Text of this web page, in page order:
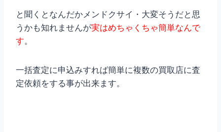
と聞くとなんだかメンドクサイ・大変そうだと思
うかも知れませんが実はめちゃくちゃ簡単なんで
す。
一括査定に申込みすれば簡単に複数の買取店に査
定依頼をする事が出来ます。